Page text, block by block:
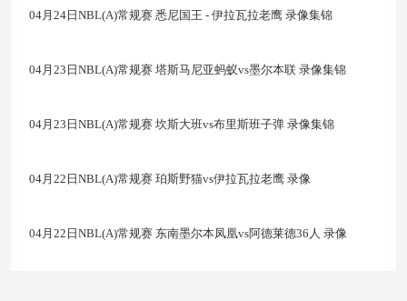
04月24日NBL(A)常规赛 悉尼国王 - 伊拉瓦拉老鹰 录像集锦
04月23日NBL(A)常规赛 塔斯马尼亚蚂蚁vs墨尔本联 录像集锦
04月23日NBL(A)常规赛 坎斯大班vs布里斯班子弹 录像集锦
04月22日NBL(A)常规赛 珀斯野猫vs伊拉瓦拉老鹰 录像
04月22日NBL(A)常规赛 东南墨尔本凤凰vs阿德莱德36人 录像